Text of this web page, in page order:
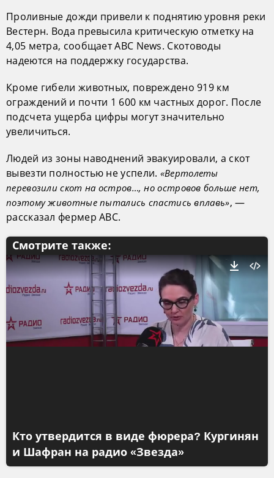
Проливные дожди привели к поднятию уровня реки
Вестерн. Вода превысила критическую отметку на
4,05 метра, сообщает ABC News. Скотоводы
надеются на поддержку государства.
Кроме гибели животных, повреждено 919 км
ограждений и почти 1 600 км частных дорог. После
подсчета ущерба цифры могут значительно
увеличиться.
Людей из зоны наводнений эвакуировали, а скот
вывезти полностью не успели. «Вертолеты
перевозили скот на остров…, но островов больше нет,
поэтому животные пытались спастись вплавь», —
рассказал фермер ABC.
Смотрите также:
Кто утвердится в виде фюрера? Кургинян
и Шафран на радио «Звезда»